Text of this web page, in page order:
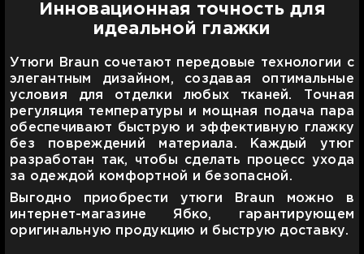
Инновационная точность для
идеальной глажки
Утюги Braun сочетают передовые технологии с
элегантным дизайном, создавая оптимальные
условия для отделки любых тканей. Точная
регуляция температуры и мощная подача пара
обеспечивают быструю и эффективную глажку
без повреждений материала. Каждый утюг
разработан так, чтобы сделать процесс ухода
за одеждой комфортной и безопасной.
Выгодно приобрести утюги Braun можно в
интернет-магазине Ябко, гарантирующем
оригинальную продукцию и быструю доставку.